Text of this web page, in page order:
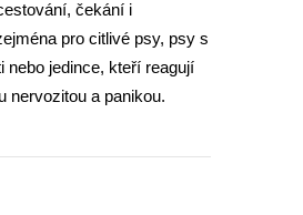
čekání i
pro citlivé psy, psy s
nebo jedince, kteří reagují
nervozitou a panikou.